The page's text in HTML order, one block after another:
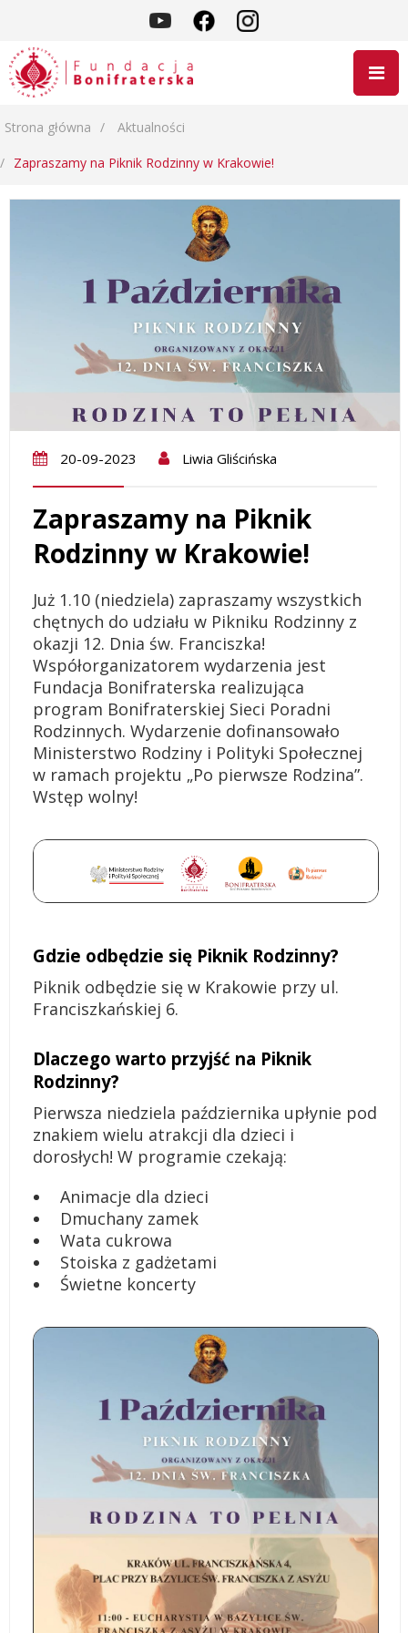
Strona główna Aktualności
Zapraszamy na Piknik Rodzinny w Krakowie!
20-09-2023 Liwia Gliścińska
Zapraszamy na Piknik
Rodzinny w Krakowie!
Już 1.10 (niedziela) zapraszamy wszystkich
chętnych do udziału w Pikniku Rodzinny z
okazji 12. Dnia św. Franciszka!
Współorganizatorem wydarzenia jest
Fundacja Bonifraterska realizująca
program Bonifraterskiej Sieci Poradni
Rodzinnych. Wydarzenie dofinansowało
Ministerstwo Rodziny i Polityki Społecznej
w ramach projektu „Po pierwsze Rodzina”.
Wstęp wolny!
Gdzie odbędzie się Piknik Rodzinny?
Piknik odbędzie się w Krakowie przy ul.
Franciszkańskiej 6.
Dlaczego warto przyjść na Piknik
Rodzinny?
Pierwsza niedziela października upłynie pod
znakiem wielu atrakcji dla dzieci i
dorosłych! W programie czekają:
Animacje dla dzieci
Dmuchany zamek
Wata cukrowa
Stoiska z gadżetami
Świetne koncerty